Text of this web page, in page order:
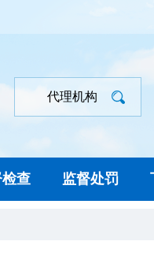
代理机构
查 监督处罚